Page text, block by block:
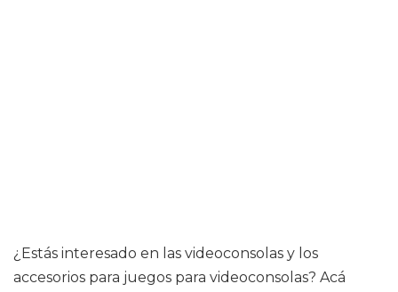
¿Estás interesado en las videoconsolas y los
accesorios para juegos para videoconsolas? Acá